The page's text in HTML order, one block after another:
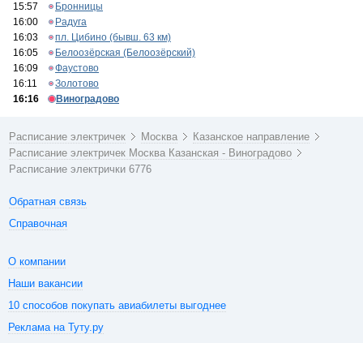
15:57
Бронницы
16:00
Радуга
16:03
пл. Цибино (бывш. 63 км)
16:05
Белоозёрская (Белоозёрский)
16:09
Фаустово
16:11
Золотово
16:16
Виноградово
Расписание электричек Москва
Казанское направление
Расписание электричек Москва Казанская - Виноградово
Расписание электрички 6776
Обратная связь
Справочная
О компании
Наши вакансии
10 способов покупать авиабилеты выгоднее
Реклама на Туту.ру